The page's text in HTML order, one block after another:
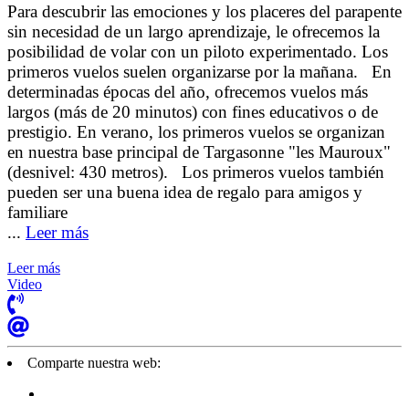
Para descubrir las emociones y los placeres del parapente
sin necesidad de un largo aprendizaje, le ofrecemos la
posibilidad de volar con un piloto experimentado. Los
primeros vuelos suelen organizarse por la mañana. En
determinadas épocas del año, ofrecemos vuelos más
largos (más de 20 minutos) con fines educativos o de
prestigio. En verano, los primeros vuelos se organizan
en nuestra base principal de Targasonne "les Mauroux"
(desnivel: 430 metros). Los primeros vuelos también
pueden ser una buena idea de regalo para amigos y
familiare
... Leer más
Leer más
Video
Comparte nuestra web: